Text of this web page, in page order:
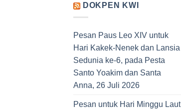
DOKPEN KWI
Pesan Paus Leo XIV untuk
Hari Kakek-Nenek dan Lansia
Sedunia ke-6, pada Pesta
Santo Yoakim dan Santa
Anna, 26 Juli 2026
Pesan untuk Hari Minggu Laut